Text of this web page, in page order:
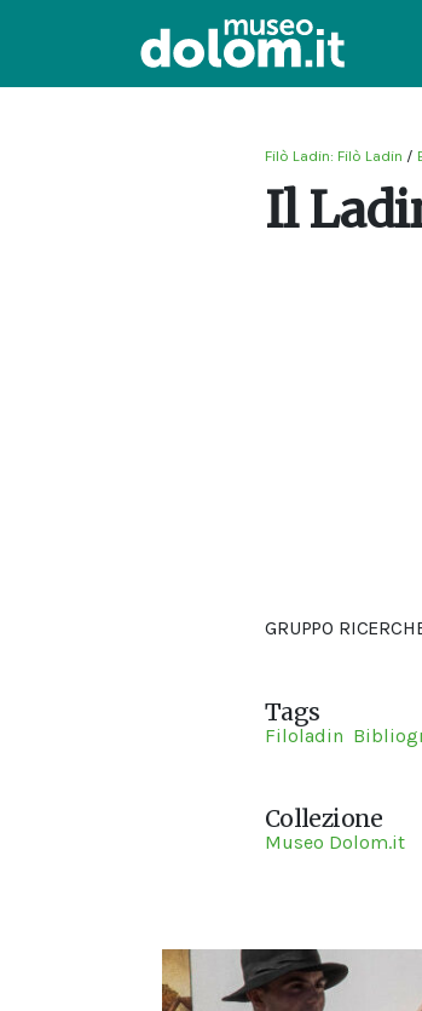
Filò Ladin: Filò Ladin /
Il
GRUPPO
Tags
Filoladin
Collezione
Museo Dolom.it